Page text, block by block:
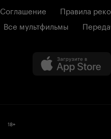
Соглашение Правила
Все мультфильмы
18+